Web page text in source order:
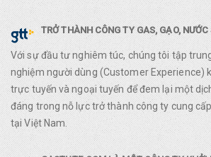
TRỞ THÀNH CÔNG TY GAS, GẠO,
Với sự đầu tư nghiêm túc, chúng tôi tập
nghiệm người dùng (Customer Experience)
trực tuyến và ngoại tuyến để đem lại một
đáng trong nỗ lực trở thành công ty cung
tại Việt Nam.